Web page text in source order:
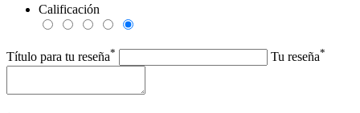
Calificación
Título para tu reseña* Tu reseña*